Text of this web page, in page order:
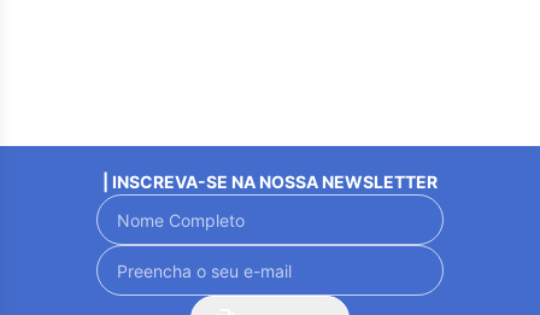
| INSCREVA-SE NA NOSSA NEWSLETTER